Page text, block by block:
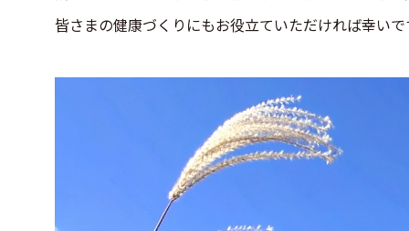
皆さまの健康づくりにもお役立ていただければ幸いで